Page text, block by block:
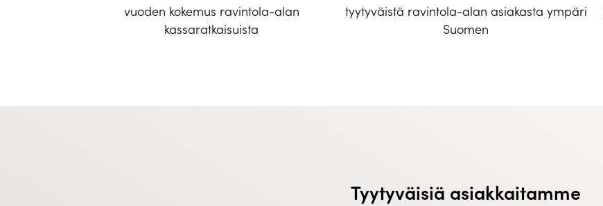
vuoden kokemus ravintola-alan
kassaratkaisuista
tyytyväistä ravintola-alan asiakasta ympäri
Suomen
Tyytyväisiä asiakkaitamme